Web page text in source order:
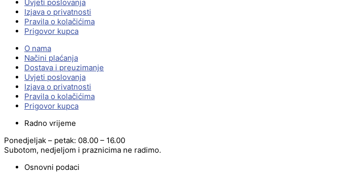
Uvjeti poslovanja
Izjava o privatnosti
Pravila o kolačićima
Prigovor kupca
O nama
Načini plaćanja
Dostava i preuzimanje
Uvjeti poslovanja
Izjava o privatnosti
Pravila o kolačićima
Prigovor kupca
Radno vrijeme
Ponedjeljak – petak: 08.00 – 16.00
Subotom, nedjeljom i praznicima ne radimo.
Osnovni podaci